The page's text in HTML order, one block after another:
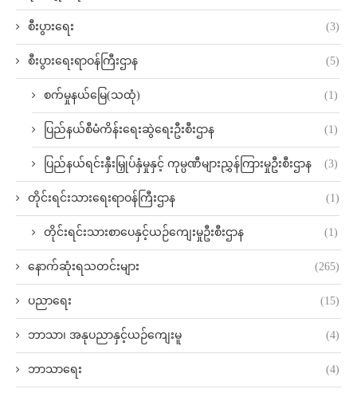
စီးပွားရေး (3)
စီးပွားရေးရာဝန်ကြီးဌာန (5)
စက်မှုနယ်မြေ(သထုံ) (1)
ပြည်နယ်စီမံကိန်းရေးဆွဲရေးဦးစီးဌာန (1)
ပြည်နယ်ရင်းနှီးမြှုပ်နှံမှုနှင့် ကုမ္ပဏီများညွှန်ကြားမှုဦးစီးဌာန (3)
တိုင်းရင်းသားရေးရာဝန်ကြီးဌာန (1)
တိုင်းရင်းသားစာပေနှင့်ယဉ်ကျေးမှုဦးစီးဌာန (1)
နောက်ဆုံးရသတင်းများ (265)
ပညာရေး (15)
ဘာသာ၊ အနုပညာနှင့်ယဉ်ကျေးမူ (4)
ဘာသာရေး (4)